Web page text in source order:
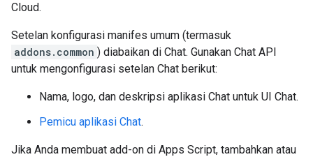
Cloud.
Setelan konfigurasi manifes umum (termasuk
addons.common ) diabaikan di Chat. Gunakan Chat API
untuk mengonfigurasi setelan Chat berikut:
Nama, logo, dan deskripsi aplikasi Chat untuk UI Chat.
Pemicu aplikasi Chat.
Jika Anda membuat add-on di Apps Script, tambahkan atau